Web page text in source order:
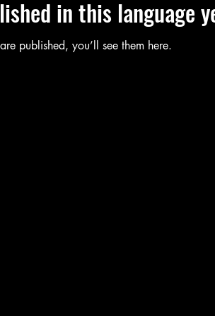
in this language
published, you’ll see them here.